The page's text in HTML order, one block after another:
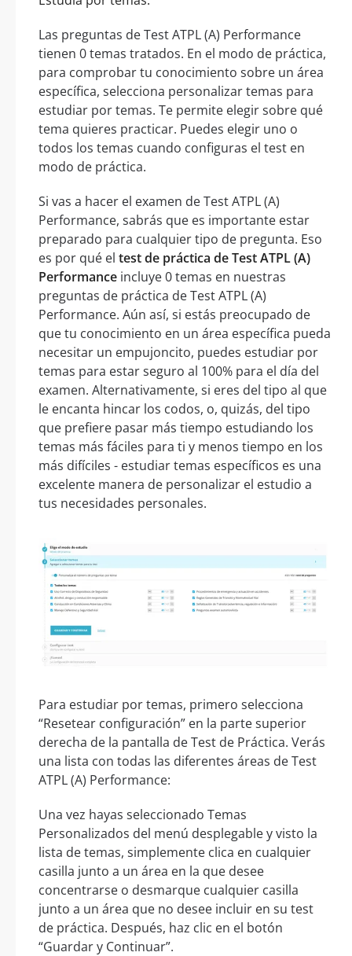
Las preguntas de Test ATPL (A) Performance
tienen 0 temas tratados. En el modo de práctica,
para comprobar tu conocimiento sobre un área
específica, selecciona personalizar temas para
estudiar por temas. Te permite elegir sobre qué
tema quieres practicar. Puedes elegir uno o
todos los temas cuando configuras el test en
modo de práctica.
Si vas a hacer el examen de Test ATPL (A)
Performance, sabrás que es importante estar
preparado para cualquier tipo de pregunta. Eso
es por qué el test de práctica de Test ATPL (A)
Performance incluye 0 temas en nuestras
preguntas de práctica de Test ATPL (A)
Performance. Aún así, si estás preocupado de
que tu conocimiento en un área específica pueda
necesitar un empujoncito, puedes estudiar por
temas para estar seguro al 100% para el día del
examen. Alternativamente, si eres del tipo al que
le encanta hincar los codos, o, quizás, del tipo
que prefiere pasar más tiempo estudiando los
temas más fáciles para ti y menos tiempo en los
más difíciles - estudiar temas específicos es una
excelente manera de personalizar el estudio a
tus necesidades personales.
Para estudiar por temas, primero selecciona
“Resetear configuración” en la parte superior
derecha de la pantalla de Test de Práctica. Verás
una lista con todas las diferentes áreas de Test
ATPL (A) Performance:
Una vez hayas seleccionado Temas
Personalizados del menú desplegable y visto la
lista de temas, simplemente clica en cualquier
casilla junto a un área en la que desee
concentrarse o desmarque cualquier casilla
junto a un área que no desee incluir en su test
de práctica. Después, haz clic en el botón
“Guardar y Continuar”.